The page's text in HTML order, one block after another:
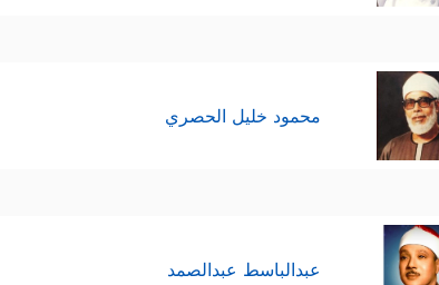
محمود خليل الحصري
عبدالباسط عبدالصمد